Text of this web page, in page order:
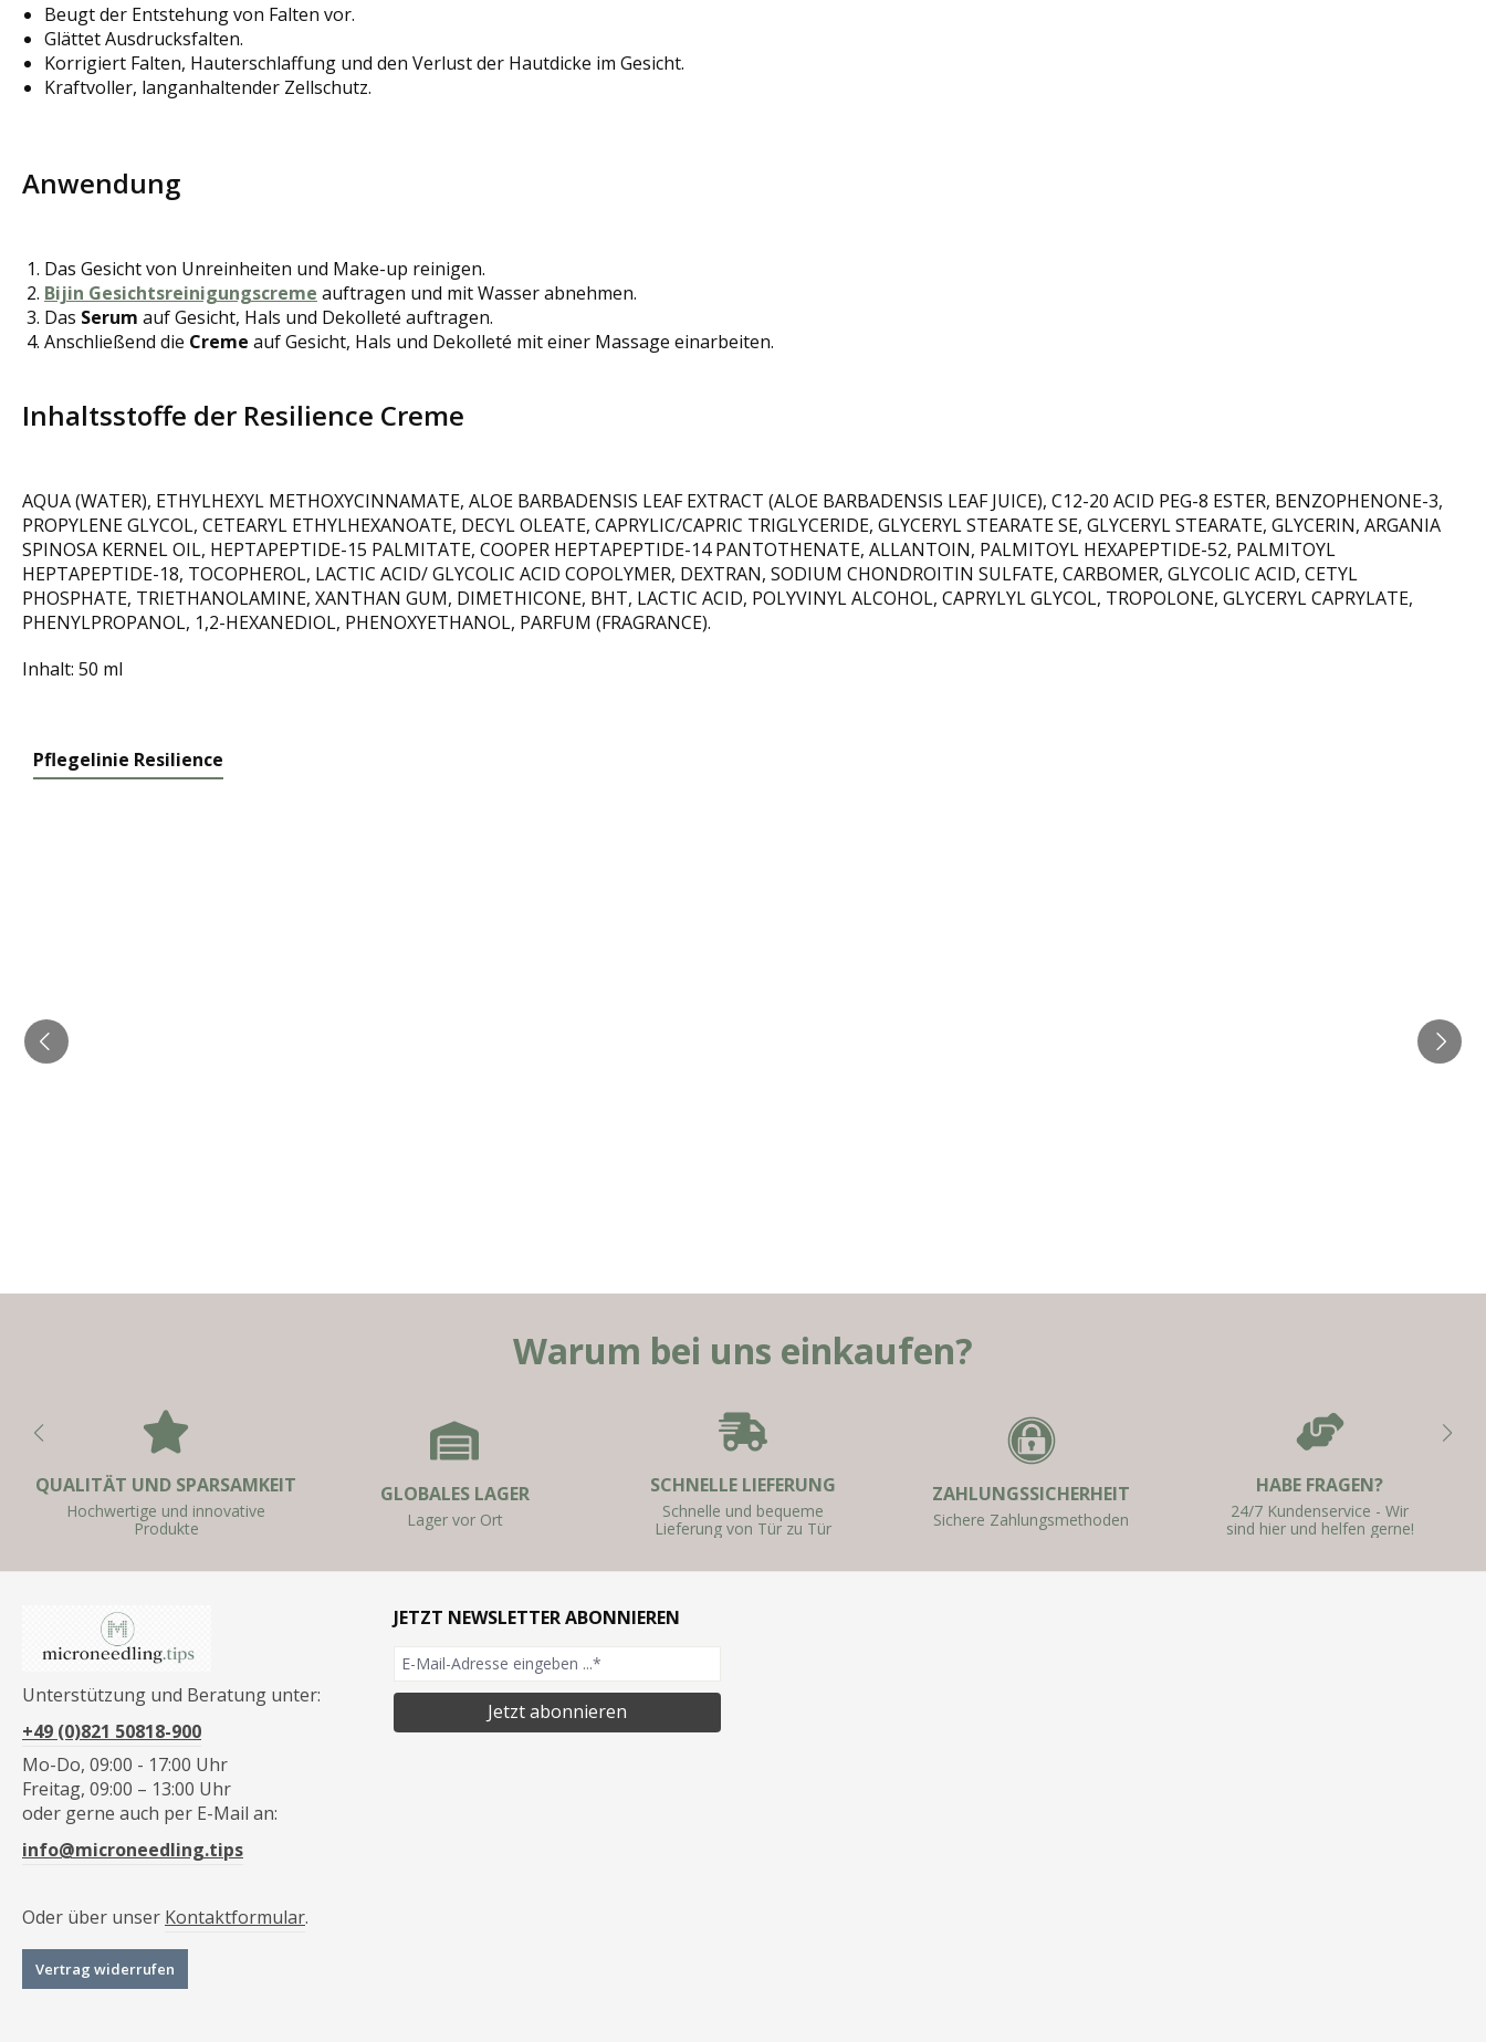
Beugt der Entstehung von Falten vor.
Glättet Ausdrucksfalten.
Korrigiert Falten, Hauterschlaffung und den Verlust der Hautdicke im Gesicht.
Kraftvoller, langanhaltender Zellschutz.
Anwendung
Das Gesicht von Unreinheiten und Make-up reinigen.
Bijin Gesichtsreinigungscreme auftragen und mit Wasser abnehmen.
Das Serum auf Gesicht, Hals und Dekolleté auftragen.
Anschließend die Creme auf Gesicht, Hals und Dekolleté mit einer Massage einarbeiten.
Inhaltsstoffe der Resilience Creme
AQUA (WATER), ETHYLHEXYL METHOXYCINNAMATE, ALOE BARBADENSIS LEAF EXTRACT (ALOE BARBADENSIS LEAF JUICE), C12-20 ACID PEG-8 ESTER, BENZOPHENONE-3,
PROPYLENE GLYCOL, CETEARYL ETHYLHEXANOATE, DECYL OLEATE, CAPRYLIC/CAPRIC TRIGLYCERIDE, GLYCERYL STEARATE SE, GLYCERYL STEARATE, GLYCERIN, ARGANIA
SPINOSA KERNEL OIL, HEPTAPEPTIDE-15 PALMITATE, COOPER HEPTAPEPTIDE-14 PANTOTHENATE, ALLANTOIN, PALMITOYL HEXAPEPTIDE-52, PALMITOYL
HEPTAPEPTIDE-18, TOCOPHEROL, LACTIC ACID/ GLYCOLIC ACID COPOLYMER, DEXTRAN, SODIUM CHONDROITIN SULFATE, CARBOMER, GLYCOLIC ACID, CETYL
PHOSPHATE, TRIETHANOLAMINE, XANTHAN GUM, DIMETHICONE, BHT, LACTIC ACID, POLYVINYL ALCOHOL, CAPRYLYL GLYCOL, TROPOLONE, GLYCERYL CAPRYLATE,
PHENYLPROPANOL, 1,2-HEXANEDIOL, PHENOXYETHANOL, PARFUM (FRAGRANCE).
Inhalt: 50 ml
Pflegelinie Resilience
Warum bei uns einkaufen?
QUALITÄT UND SPARSAMKEIT
Hochwertige und innovative
Produkte
GLOBALES LAGER
Lager vor Ort
SCHNELLE LIEFERUNG
Schnelle und bequeme
Lieferung von Tür zu Tür
ZAHLUNGSSICHERHEIT
Sichere Zahlungsmethoden
HABE FRAGEN?
24/7 Kundenservice - Wir
sind hier und helfen gerne!
Unterstützung und Beratung unter:
+49 (0)821 50818-900
Mo-Do, 09:00 - 17:00 Uhr
Freitag, 09:00 – 13:00 Uhr
oder gerne auch per E-Mail an:
info@microneedling.tips
Oder über unser Kontaktformular.
Vertrag widerrufen
JETZT NEWSLETTER ABONNIEREN
Jetzt abonnieren